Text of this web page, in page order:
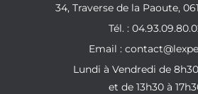
34, Traverse de la Paoute,
Tél. :
Email :
Lundi à Vendredi de
et de 13h30 à